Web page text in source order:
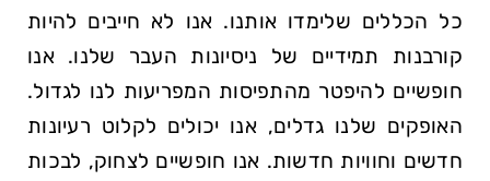
כל הכללים שלימדו אותנו. אנו לא חייבים להיות
קורבנות תמידיים של ניסיונות העבר שלנו. אנו
חופשיים להיפטר מהתפיסות המפריעות לנו לגדול.
האופקים שלנו גדלים, אנו יכולים לקלוט רעיונות
חדשים וחוויות חדשות. אנו חופשיים לצחוק, לבכות